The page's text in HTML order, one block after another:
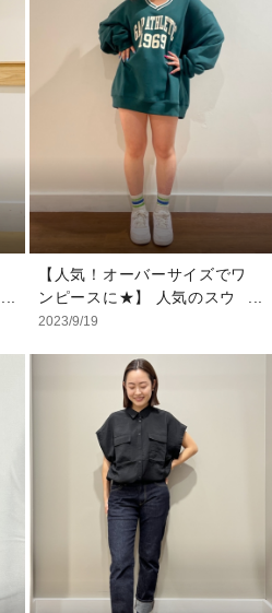
トン100%なのでベビーの肌
には優しいです。 セーター
は、裾サイドスリット入り。
背中にボタンがあり、着脱も
しやすいです。 セットアッ
プはもちろん単品でも使いや
すいアイテムです。
【モデル着用サイズ】
セットアップ：3-
ヘアアクセ：私物
【人気！オーバーサイズでワ
ンピースに★】 人気のスウ
ェットトップスをオーバーサ
した♡ オーバーサイズで着
ても襟元は開きすぎません。
リンクコーデにオススメで
【スタッフ着用サイズ】
トップス：XL
2023/9/19